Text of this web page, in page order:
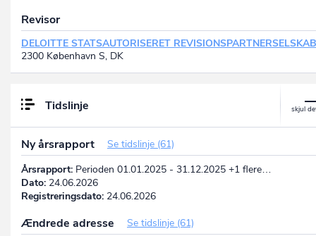
Revisor
DELOITTE STATSAUTORISERET REVISIONSPARTNERSELSKAB
2300 København S, DK
Tidslinje
Ny årsrapport
Se tidslinje (61)
Årsrapport: Perioden 01.01.2025 - 31.12.2025 +1 flere…
Dato: 24.06.2026
Registreringsdato: 24.06.2026
Ændrede adresse
Se tidslinje (61)